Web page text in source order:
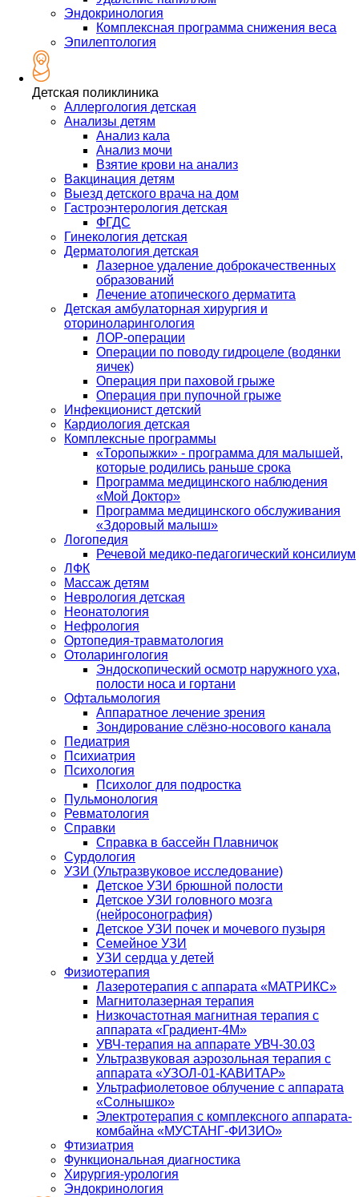
Эндокринология
Комплексная программа снижения веса
Эпилептология
Детская поликлиника
Аллергология детская
Анализы детям
Анализ кала
Анализ мочи
Взятие крови на анализ
Вакцинация детям
Выезд детского врача на дом
Гастроэнтерология детская
ФГДС
Гинекология детская
Дерматология детская
Лазерное удаление доброкачественных
образований
Лечение атопического дерматита
Детская амбулаторная хирургия и
оториноларингология
ЛОР-операции
Операции по поводу гидроцеле (водянки
яичек)
Операция при паховой грыже
Операция при пупочной грыже
Инфекционист детский
Кардиология детская
Комплексные программы
«Торопыжки» - программа для малышей,
которые родились раньше срока
Программа медицинского наблюдения
«Мой Доктор»
Программа медицинского обслуживания
«Здоровый малыш»
Логопедия
Речевой медико-педагогический консилиум
ЛФК
Массаж детям
Неврология детская
Неонатология
Нефрология
Ортопедия-травматология
Отоларингология
Эндоскопический осмотр наружного уха,
полости носа и гортани
Офтальмология
Аппаратное лечение зрения
Зондирование слёзно-носового канала
Педиатрия
Психиатрия
Психология
Психолог для подростка
Пульмонология
Ревматология
Справки
Справка в бассейн Плавничок
Сурдология
УЗИ (Ультразвуковое исследование)
Детское УЗИ брюшной полости
Детское УЗИ головного мозга
(нейросонография)
Детское УЗИ почек и мочевого пузыря
Семейное УЗИ
УЗИ сердца у детей
Физиотерапия
Лазеротерапия с аппарата «МАТРИКС»
Магнитолазерная терапия
Низкочастотная магнитная терапия с
аппарата «Градиент-4М»
УВЧ-терапия на аппарате УВЧ-30.03
Ультразвуковая аэрозольная терапия с
аппарата «УЗОЛ-01-КАВИТАР»
Ультрафиолетовое облучение с аппарата
«Солнышко»
Электротерапия с комплексного аппарата-
комбайна «МУСТАНГ-ФИЗИО»
Фтизиатрия
Функциональная диагностика
Хирургия-урология
Эндокринология